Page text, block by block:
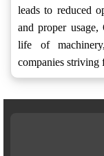
leads to reduced
and proper
life of
companies striving